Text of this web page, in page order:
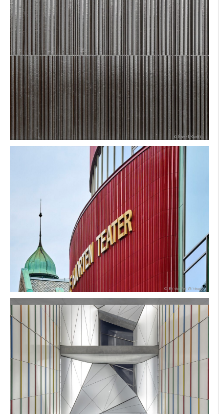
Architekt:
Produkt:
Farbe:
Form:
Foto:
© Kamel Khalfi
Architekt:
Produkt:
Farbe:
Form:
Foto:
© Kristoffer Wittrup
Architekt:
Farbe: